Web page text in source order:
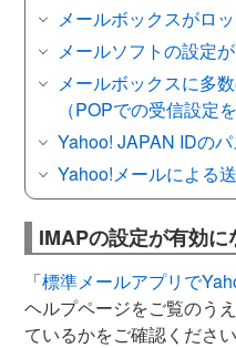
メールボックスがロ
メールソフトの設定
メールボックスに多
（POPでの受信設定
Yahoo! JAPAN IDの
Yahoo!メールによる
IMAPの設定が有効に
「標準メールアプリで
ヘルプページをご覧のう
ているかをご確認ください